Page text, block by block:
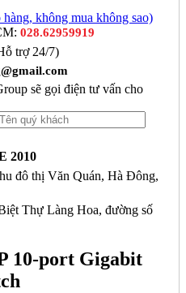
không mua không sao)
028.62959919
trợ 24/7)
sẽ gọi điện tư vấn cho
2010
đô thị Văn Quán, Hà Đông,
Thự Làng Hoa, đường số
10-port Gigabit